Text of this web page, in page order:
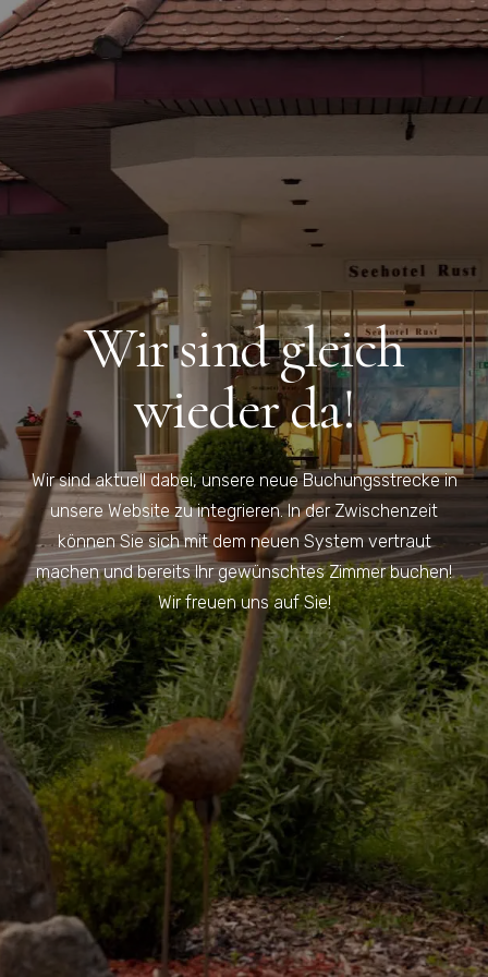
Wir sind gleich
wieder da!
Wir sind aktuell dabei, unsere neue Buchungsstrecke in
unsere Website zu integrieren. In der Zwischenzeit
können Sie sich mit dem neuen System vertraut
machen und bereits Ihr gewünschtes Zimmer buchen!
Wir freuen uns auf Sie!